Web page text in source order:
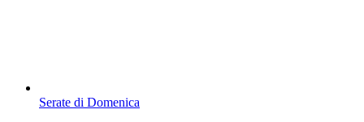
Serate di Domenica